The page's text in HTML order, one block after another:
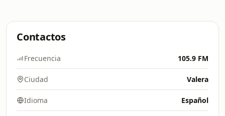
Contactos
Frecuencia 105.9 FM
Ciudad Valera
Idioma Español